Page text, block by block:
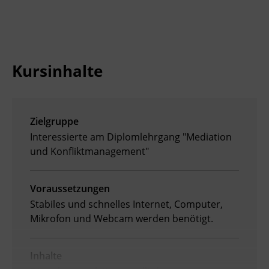
Kursinhalte
Zielgruppe
Interessierte am Diplomlehrgang "Mediation
und Konfliktmanagement"
Voraussetzungen
Stabiles und schnelles Internet, Computer,
Mikrofon und Webcam werden benötigt.
Inhalte